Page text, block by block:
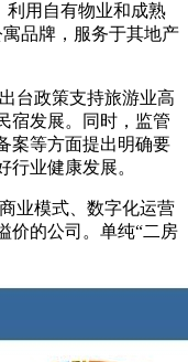
利用自有物业和成熟
品牌，服务于其地产
台政策支持旅游业高
宿发展。同时，监管
案等方面提出明确要
行业健康发展。
业模式、数字化运营
价的公司。单纯“二房